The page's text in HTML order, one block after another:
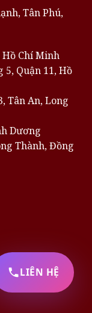
Tân Phú,
Hồ Chí Minh
5, Quận 11, Hồ
Tân An, Long
Dương
Thành, Đồng
LIÊN HỆ